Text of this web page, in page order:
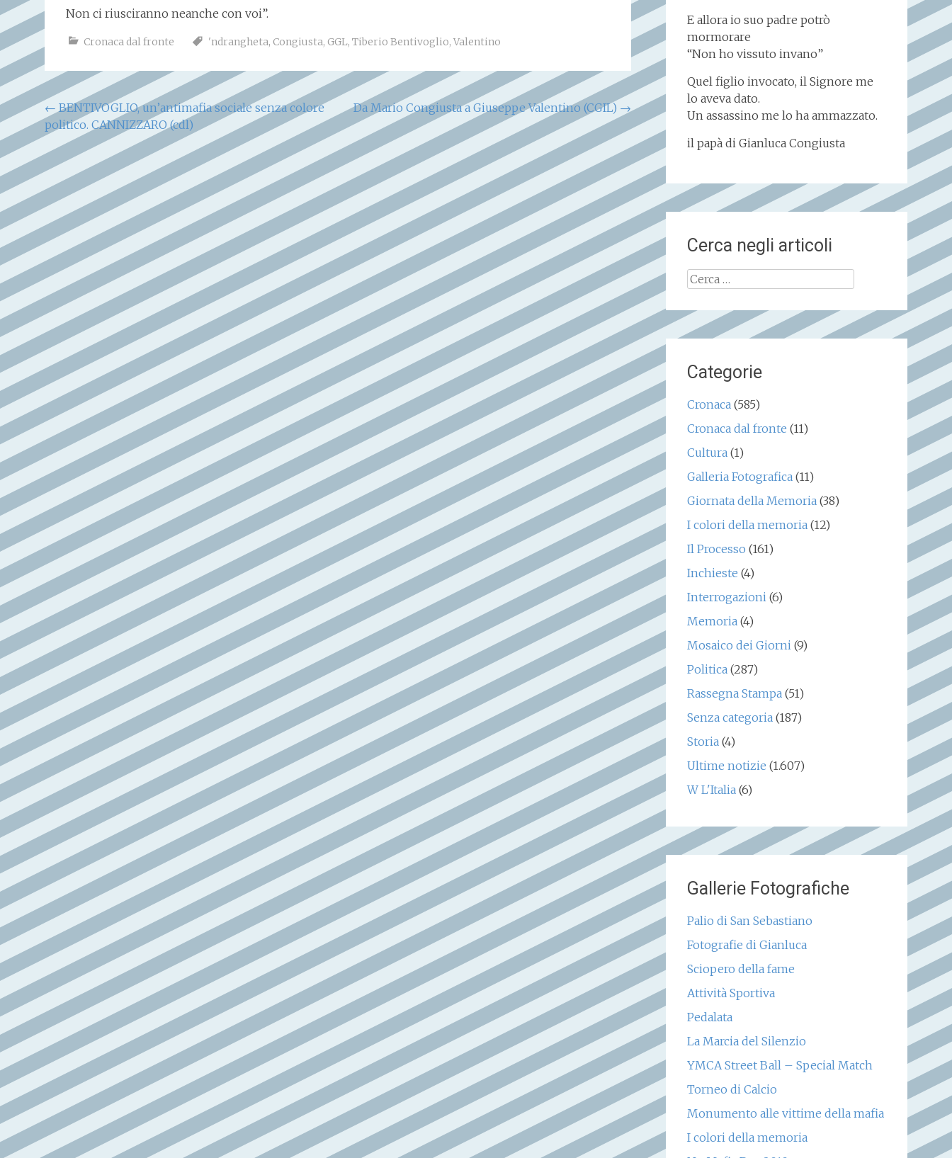
Non ci riusciranno neanche con voi”.
Cronaca dal fronte 'ndrangheta, Congiusta, GGL, Tiberio Bentivoglio, Valentino
Navigazione
articoli
← BENTIVOGLIO, un’antimafia sociale senza colore
politico. CANNIZZARO (cdl)
Da Mario Congiusta a Giuseppe Valentino (CGIL) →
E allora io suo padre potrò
mormorare
“Non ho vissuto invano”
Quel figlio invocato, il Signore me
lo aveva dato.
Un assassino me lo ha ammazzato.
il papà di Gianluca Congiusta
Cerca negli articoli
Ricerca
Categorie
Cronaca(585)
Cronaca dal fronte (11)
Cultura(1)
Galleria Fotografica(11)
Giornata della Memoria(38)
I colori della memoria(12)
Il Processo (161)
Inchieste (4)
Interrogazioni(6)
Memoria(4)
Mosaico dei Giorni(9)
Politica(287)
Rassegna Stampa(51)
Senza categoria(187)
Storia(4)
Ultime notizie (1.607)
W L'Italia(6)
Gallerie Fotografiche
Palio di San Sebastiano
Fotografie di Gianluca
Sciopero della fame
Attività Sportiva
Pedalata
La Marcia del Silenzio
YMCA Street Ball – Special Match
Torneo di Calcio
Monumento alle vittime della mafia
I colori della memoria